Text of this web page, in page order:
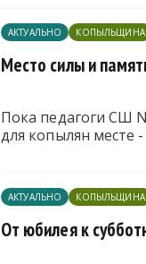
АКТУАЛЬНО КОПЫЛЬЩИНА
Место силы и
Пока педагоги СШ
для копылян месте
АКТУАЛЬНО КОПЫЛЬЩИНА
От юбилея к